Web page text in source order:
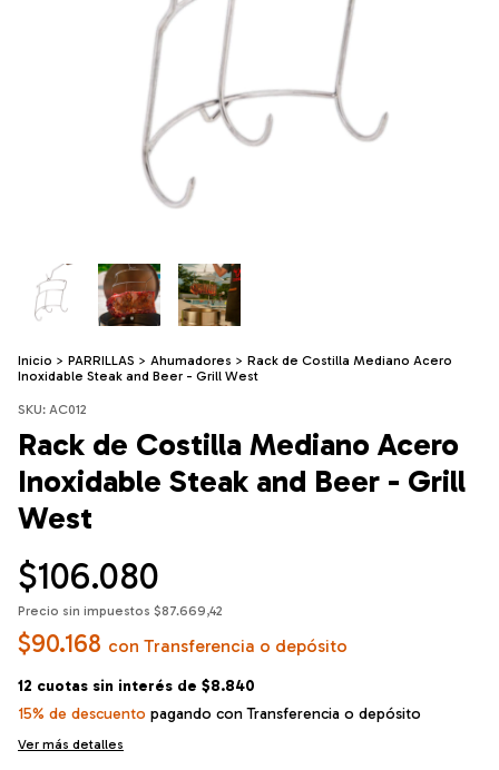
Inicio > PARRILLAS > Ahumadores > Rack de Costilla Mediano Acero
Inoxidable Steak and Beer - Grill West
SKU: AC012
Rack de Costilla Mediano Acero
Inoxidable Steak and Beer - Grill
West
$106.080
Precio sin impuestos $87.669,42
$90.168 con Transferencia o depósito
12 cuotas sin interés de $8.840
15% de descuento pagando con Transferencia o depósito
Ver más detalles